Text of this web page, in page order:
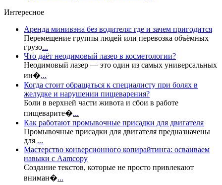
Интересное
Аренда минивэна без водителя: где и зачем пригодится
Перемещение группы людей или перевозка объёмных
грузо...
Что даёт неодимовый лазер в косметологии?
Неодимовый лазер — это один из самых универсальных
ин�...
Когда стоит обращаться к специалисту при болях в
желудке и нарушении пищеварения?
Боли в верхней части живота и сбои в работе
пищеварите�...
Как работают промывочные присадки для двигателя
Промывочные присадки для двигателя предназначены
для ...
Мастерство конверсионного копирайтинга: осваиваем
навыки с Aamcopy
Создание текстов, которые не просто привлекают
вниман�...